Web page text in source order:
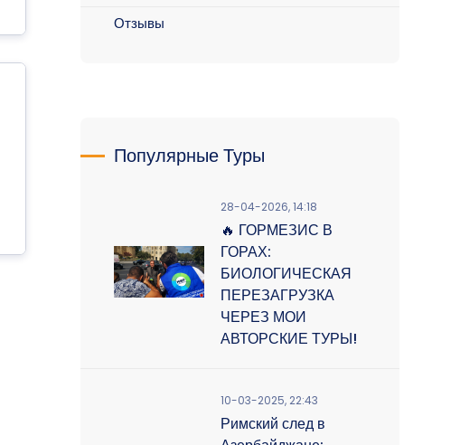
Отзывы
Популярные Туры
28-04-2026, 14:18
🔥 ГОРМЕЗИС В
ГОРАХ:
БИОЛОГИЧЕСКАЯ
ПЕРЕЗАГРУЗКА
ЧЕРЕЗ МОИ
АВТОРСКИЕ ТУРЫ!
10-03-2025, 22:43
Римский след в